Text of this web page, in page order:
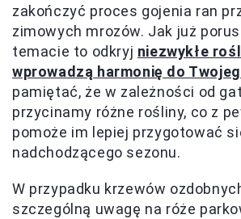
zakończyć proces gojenia ran
zimowych mrozów. Jak już
temacie to odkryj niezwykłe
wprowadzą harmonię do
pamiętać, że w zależności od
przycinamy różne rośliny, co z
pomoże im lepiej przygotować
nadchodzącego sezonu.
W przypadku krzewów
szczególną uwagę na róże